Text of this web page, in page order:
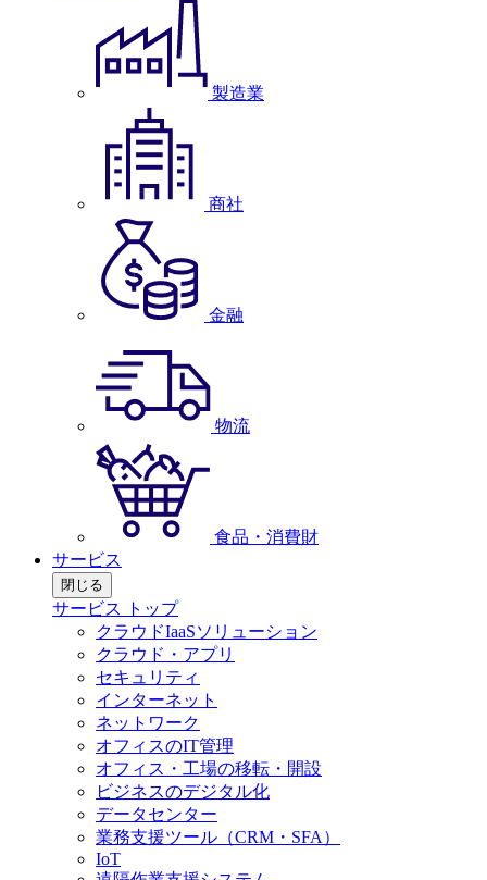
製造業
商社
金融
物流
食品・消費財
サービス
閉じる
サービス トップ
クラウドIaaSソリューション
クラウド・アプリ
セキュリティ
インターネット
ネットワーク
オフィスのIT管理
オフィス・工場の移転・開設
ビジネスのデジタル化
データセンター
業務支援ツール（CRM・SFA）
IoT